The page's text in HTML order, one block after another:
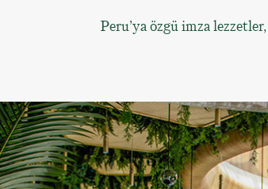
Peru’ya özgü imza